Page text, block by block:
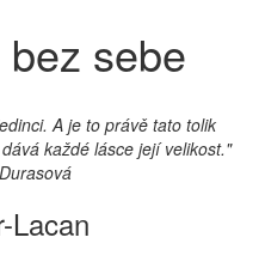
sebe
A je to právě tato tolik
každé lásce její velikost."
Lacan